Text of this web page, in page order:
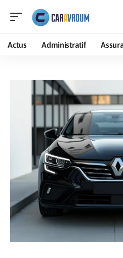
Actus Administratif